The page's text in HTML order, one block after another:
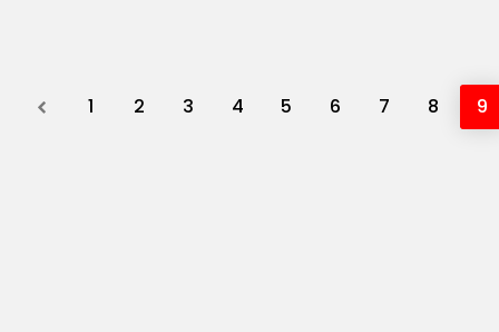
Previous
1 2 3 4 5 6 7 8 9